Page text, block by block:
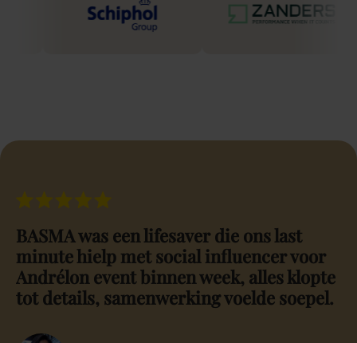
Vanadviestotvolledige
Van eerste inspiratie tot volledige coördinatie: wij begeleiden jouw
het pakket dat bij je past.
Alle Particulier Zakelijk